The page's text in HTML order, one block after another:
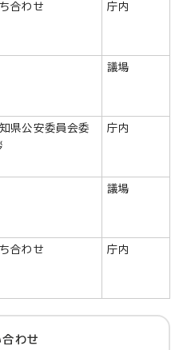
合わせ 庁内
議場
県公安委員会委
庁内
議場
合わせ 庁内
合わせ